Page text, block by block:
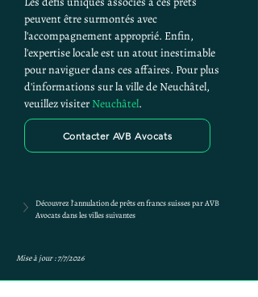
peuvent être surmontés avec
l'accompagnement approprié. Enfin,
l'expertise locale est un atout inestimable
pour naviguer dans ces affaires. Pour plus
d'informations sur la ville de Neuchâtel,
veuillez visiter Neuchâtel.
Contacter AVB Avocats
Découvrez l'annulation de prêts en francs suisses par AVB
Avocats dans les villes suivantes
Mise à jour : 7/7/2026